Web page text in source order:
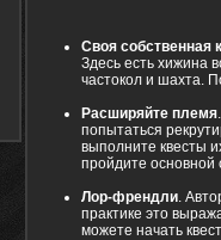
Своя собственная
Здесь есть хижина
частокол и шахта.
Расширяйте племя
попытаться
выполните квесты
пройдите основной
Лор-френдли.
практике это
можете начать